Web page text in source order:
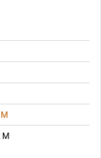
М
М